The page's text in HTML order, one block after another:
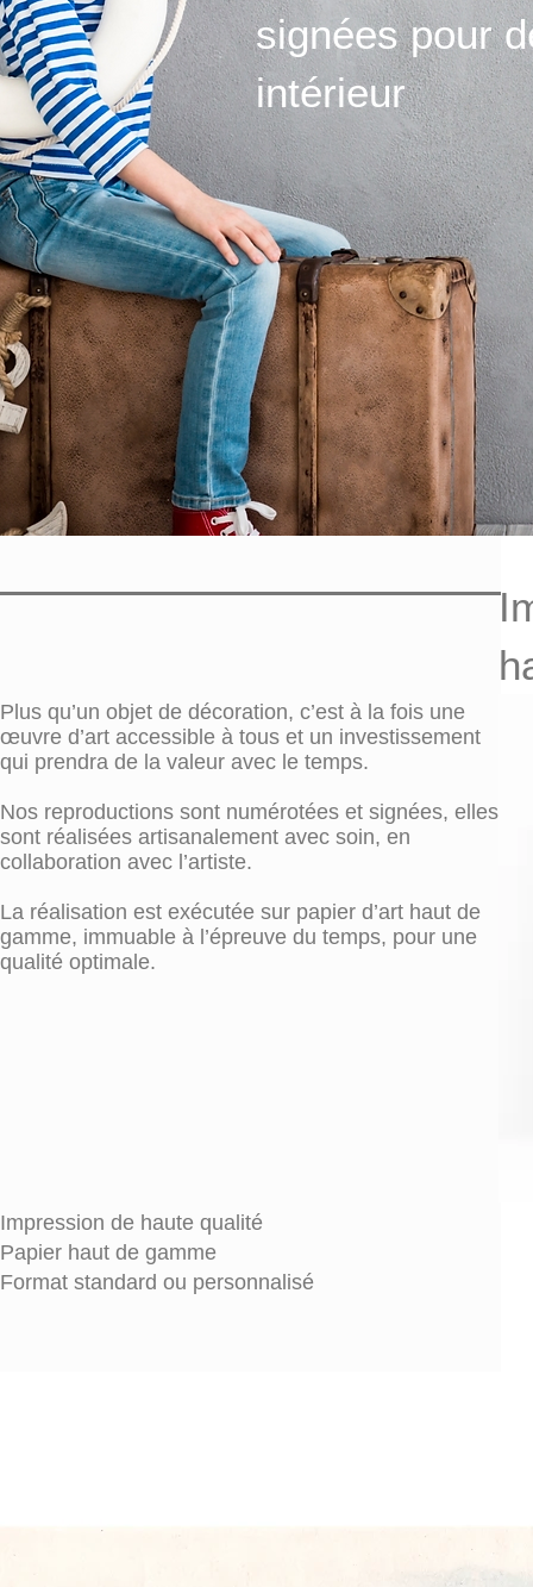
signées pour
intérieur
Plus qu’un objet de décoration, c’est à la fois une
œuvre d’art accessible à tous et un investissement
qui prendra de la valeur avec le temps.
Nos reproductions sont numérotées et signées, elles
sont réalisées artisanalement avec soin, en
collaboration avec l’artiste.
La réalisation est exécutée sur papier d’art haut de
gamme, immuable à l’épreuve du temps, pour une
qualité optimale.
Impression de haute qualité
Papier haut de gamme
Format standard ou personnalisé